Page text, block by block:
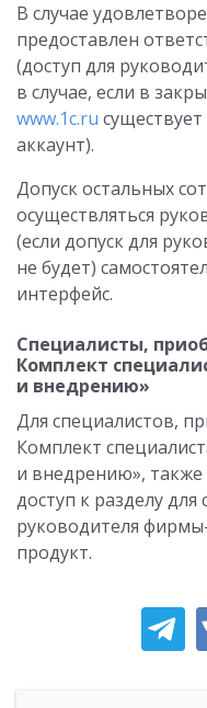
В случае
предоставлен
(доступ для
в случае, если в
www.1c.ru
аккаунт).
Допуск остальных
осуществляться
(если допуск для
не будет)
интерфейс.
Специалисты,
Комплект
и внедрению»
Для специалистов,
Комплект
и внедрению»,
доступ к разделу
руководителя
продукт.